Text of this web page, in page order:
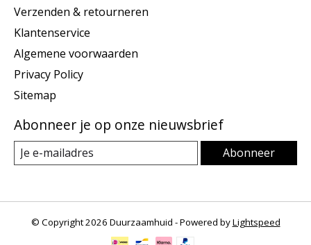
Verzenden & retourneren
Klantenservice
Algemene voorwaarden
Privacy Policy
Sitemap
Abonneer je op onze nieuwsbrief
Abonneer
© Copyright 2026 Duurzaamhuid - Powered byLightspeed